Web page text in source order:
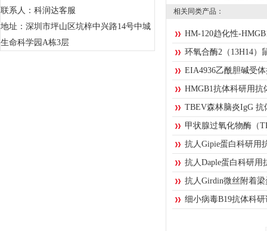
联系人：科润达客服
地址：深圳市坪山区坑梓中兴路14号中城
生命科学园A栋3层
相关同类产品：
HM-120趋化性-
环氧合酶2（13H14）
EIA4936乙酰胆碱受
HMGB1抗体科研用抗
TBEV森林脑炎IgG 抗
甲状腺过氧化物酶（
抗人Gipie蛋白科研用
抗人Daple蛋白科研用
抗人Girdin微丝附着
细小病毒B19抗体科